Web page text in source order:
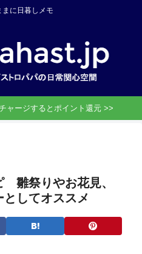
に日暮しメモ
ャージするとポイント還元 >>
雛祭りやお花見、
してオススメ